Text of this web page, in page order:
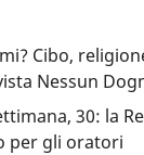
Cibo,
Nessun
30: la
per gli oratori